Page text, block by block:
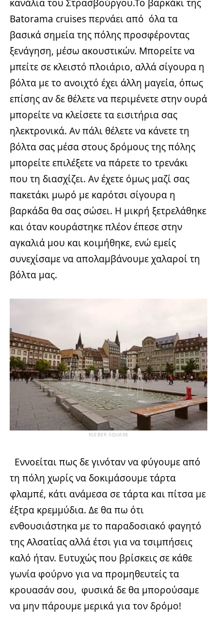
κανάλια του Στρασβούργου.Το βαρκάκι της
Βatorama cruises περνάει από όλα τα
βασικά σημεία της πόλης προσφέροντας
ξενάγηση, μέσω ακουστικών. Μπορείτε να
μπείτε σε κλειστό πλοιάριο, αλλά σίγουρα η
βόλτα με το ανοιχτό έχει άλλη μαγεία, όπως
επίσης αν δε θέλετε να περιμένετε στην ουρά
μπορείτε να κλείσετε τα εισιτήρια σας
ηλεκτρονικά. Αν πάλι θέλετε να κάνετε τη
βόλτα σας μέσα στους δρόμους της πόλης
μπορείτε επιλέξετε να πάρετε το τρενάκι
που τη διασχίζει. Αν έχετε όμως μαζί σας
πακετάκι μωρό με καρότσι σίγουρα η
βαρκάδα θα σας σώσει. Η μικρή ξετρελάθηκε
και όταν κουράστηκε πλέον έπεσε στην
αγκαλιά μου και κοιμήθηκε, ενώ εμείς
συνεχίσαμε να απολαμβάνουμε χαλαροί τη
βόλτα μας.
KLEBER SQUARE
Εννοείται πως δε γινόταν να φύγουμε από
τη πόλη χωρίς να δοκιμάσουμε τάρτα
φλαμπέ, κάτι ανάμεσα σε τάρτα και πίτσα με
έξτρα κρεμμύδια. Δε θα πω ότι
ενθουσιάστηκα με το παραδοσιακό φαγητό
της Αλσατίας αλλά έτσι για να τσιμπήσεις
καλό ήταν. Ευτυχώς που βρίσκεις σε κάθε
γωνία φούρνο για να προμηθευτείς τα
κρουασάν σου, φυσικά δε θα μπορούσαμε
να μην πάρουμε μερικά για τον δρόμο!